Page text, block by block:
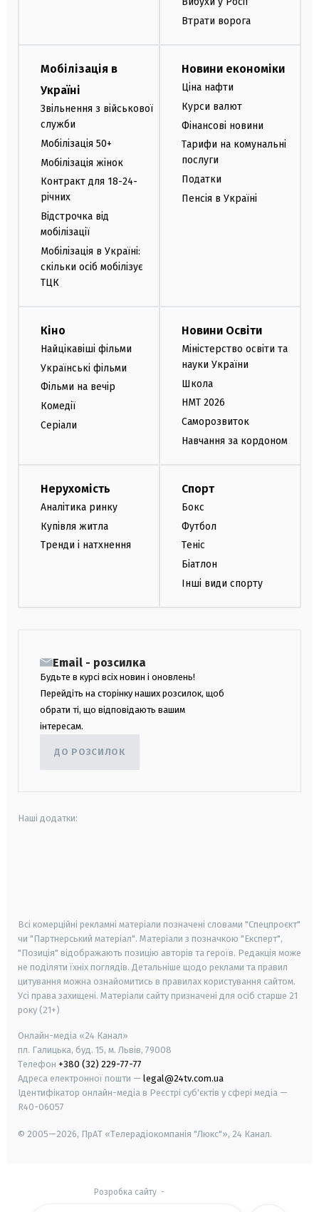
Втрати ворога
Мобілізація в
Україні
Звільнення з військової
служби
Мобілізація 50+
Мобілізація жінок
Контракт для 18-24-
річних
Відстрочка від
мобілізації
Мобілізація в Україні:
скільки осіб мобілізує
ТЦК
Новини економіки
Ціна нафти
Курси валют
Фінансові новини
Тарифи на комунальні
послуги
Податки
Пенсія в Україні
Кіно
Найцікавіші фільми
Українські фільми
Фільми на вечір
Комедії
Серіали
Новини Освіти
Міністерство освіти та
науки України
Школа
НМТ 2026
Саморозвиток
Навчання за кордоном
Нерухомість
Аналітика ринку
Купівля житла
Тренди і натхнення
Спорт
Бокс
Футбол
Теніс
Біатлон
Інші види спорту
Email - розсилка
Будьте в курсі всіх новин і оновлень!
Перейдіть на сторінку наших розсилок, щоб
обрати ті, що відповідають вашим
інтересам.
ДО РОЗСИЛОК
Наші додатки:
Всі комерційні рекламні матеріали позначені словами "Спецпроєкт"
чи "Партнерський матеріал". Матеріали з позначкою "Експерт",
"Позиція" відображають позицію авторів та героїв. Редакція може
не поділяти їхніх поглядів. Детальніше щодо реклами та правил
цитування можна ознайомитись в правилах користування сайтом.
Усі права захищені. Матеріали сайту призначені для осіб старше 21
року (21+)
Онлайн-медіа «24 Канал»
пл. Галицька, буд. 15, м. Львів, 79008
Телефон +380 (32) 229-77-77
Адреса електронної пошти — legal@24tv.com.ua
Ідентифікатор онлайн-медіа в Реєстрі суб'єктів у сфері медіа —
R40-06057
© 2005—2026, ПрАТ «Телерадіокомпанія "Люкс"», 24 Канал.
Розробка сайту-